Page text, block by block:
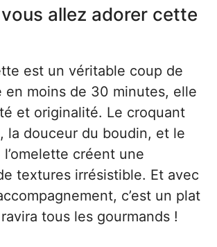
allez adorer cette
est un véritable coup de
moins de 30 minutes, elle
et originalité. Le croquant
la douceur du boudin, et le
créent une
textures irrésistible. Et avec
c’est un plat
tous les gourmands !